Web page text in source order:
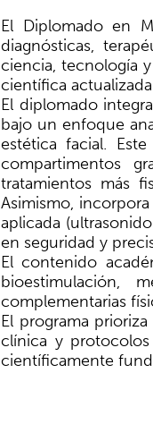
El Diplomado en
diagnósticas,
ciencia, tecnología
científica
El diplomado
bajo un enfoque
estética facial.
compartimentos
tratamientos más
Asimismo,
aplicada
en seguridad y
El contenido
bioestimulación,
complementarias
El programa
clínica y
científicamente